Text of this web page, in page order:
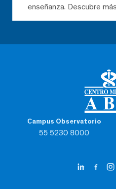
Campus Observatorio
55 5230 8000
enseñanza. Descubre